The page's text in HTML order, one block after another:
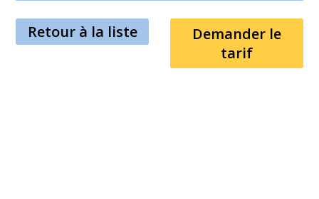
Retour à la liste
Demander le
tarif